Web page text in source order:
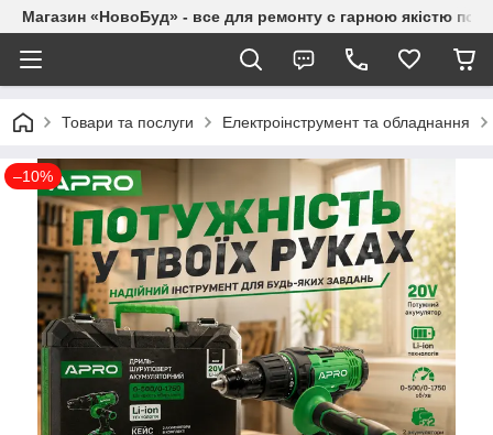
Магазин «НовоБуд» - все для ремонту с гарною якістю по
Товари та послуги Електроінструмент та обладнання
–10%